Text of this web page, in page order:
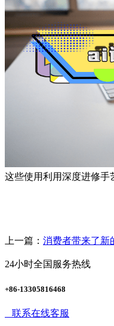
这些使用利用深度进修手
上一篇： 消费者带来了新
24小时全国服务热线
+86-13305816468
联系在线客服